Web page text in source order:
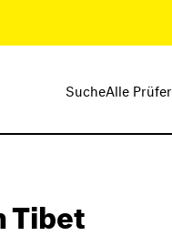
SucheAlle Prüfer
Tibet